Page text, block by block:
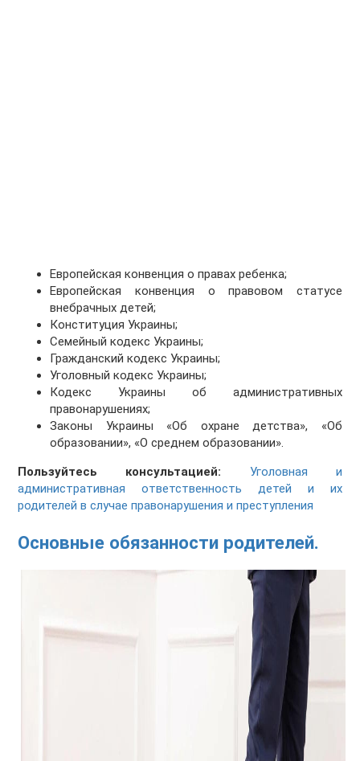
Европейская конвенция о правах ребенка;
Европейская конвенция о правовом статусе
внебрачных детей;
Конституция Украины;
Семейный кодекс Украины;
Гражданский кодекс Украины;
Уголовный кодекс Украины;
Кодекс Украины об административных
правонарушениях;
Законы Украины «Об охране детства», «Об
образовании», «О среднем образовании».
Пользуйтесь консультацией:
Уголовная и
административная ответственность детей и их
родителей в случае правонарушения и преступления
Основные обязанности родителей.